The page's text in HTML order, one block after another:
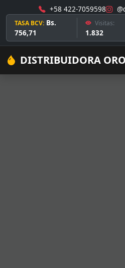
+58 422-7059598
TASA BCV: Bs.
756,71
Visitas:
1.832
DISTRIBUIDORA